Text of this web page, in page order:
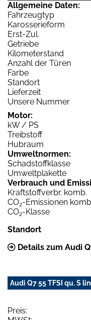
Allgemeine Daten:
Fahrzeugtyp
Karosserieform
Erst-Zul.
Getriebe
Kilometerstand
Anzahl der Türen
Farbe
Standort
Lieferzeit
Unsere Nummer
Motor:
kW / PS
Treibstoff
Hubraum
Umweltnormen:
Schadstoffklasse
Umweltplakette
Verbrauch und
Kraftstoffverbr. komb.
CO2-Emissionen
CO2-Klasse
Standort
Details zum Audi
Audi Q7 55 TFSI qu. S
Preis: